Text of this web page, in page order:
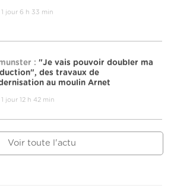
1 jour 6 h 33 min
: "Je vais pouvoir doubler ma
des travaux de
au moulin Arnet
1 jour 12 h 42 min
Voir toute l'actu